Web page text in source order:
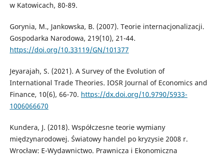
w Katowicach, 80-89.
Gorynia, M., Jankowska, B. (2007). Teorie internacjonalizacji.
Gospodarka Narodowa, 219(10), 21-44.
https://doi.org/10.33119/GN/101377
Jeyarajah, S. (2021). A Survey of the Evolution of
International Trade Theories. IOSR Journal of Economics and
Finance, 10(6), 66-70. https://dx.doi.org/10.9790/5933-
1006066670
Kundera, J. (2018). Współczesne teorie wymiany
międzynarodowej. Światowy handel po kryzysie 2008 r.
Wrocław: E-Wydawnictwo. Prawnicza i Ekonomiczna